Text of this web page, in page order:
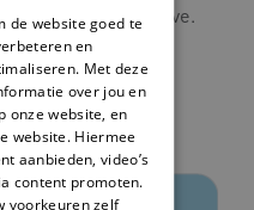
volledige weergave.
op
de website goed te
en
Met deze
over jou en
onze website, en
website. Hiermee
aanbieden, video’s
content promoten.
voorkeuren zelf